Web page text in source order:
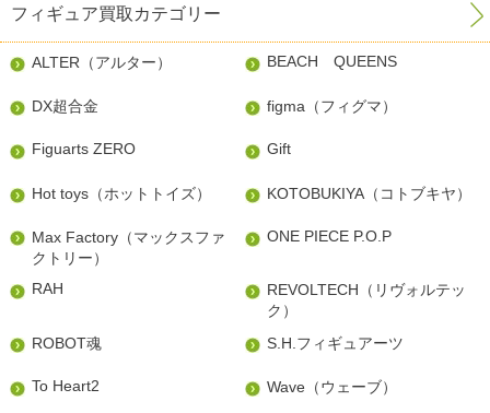
フィギュア買取カテゴリー
ALTER（アルター） BEACH QUEENS
DX超合金 figma（フィグマ）
Figuarts ZERO Gift
Hot toys（ホットトイズ） KOTOBUKIYA（コトブキヤ）
Max Factory（マックスファ
クトリー）
ONE PIECE P.O.P
RAH
REVOLTECH（リヴォルテッ
ク）
ROBOT魂
S.H.フィギュアーツ
To Heart2 Wave（ウェーブ）